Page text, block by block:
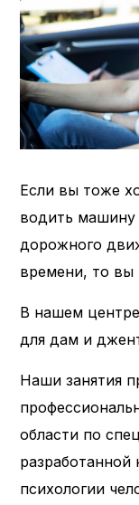
Если вы тоже
водить машину
дорожного
времени, то вы
В нашем
для дам и
Наши занятия
области по
психологии